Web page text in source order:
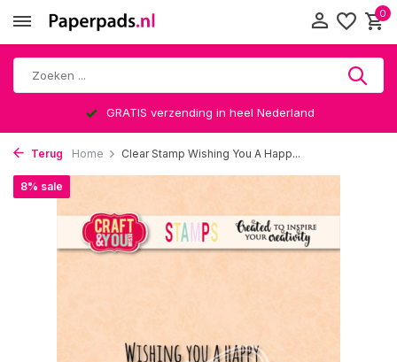
0
GRATIS verzending in heel Nederland
Terug Home Clear Stamp Wishing You A Happ...
8% sale